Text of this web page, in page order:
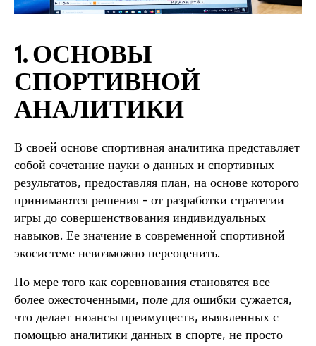
1. ОСНОВЫ
СПОРТИВНОЙ
АНАЛИТИКИ
В своей основе спортивная аналитика представляет
собой сочетание науки о данных и спортивных
результатов, предоставляя план, на основе которого
принимаются решения - от разработки стратегии
игры до совершенствования индивидуальных
навыков. Ее значение в современной спортивной
экосистеме невозможно переоценить.
По мере того как соревнования становятся все
более ожесточенными, поле для ошибки сужается,
что делает нюансы преимуществ, выявленных с
помощью аналитики данных в спорте, не просто